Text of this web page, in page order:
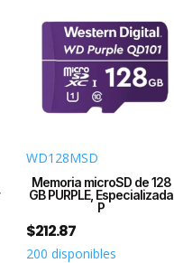
WD128MSD
Memoria microSD de 128
GB PURPLE, Especializada
P
$212.87
200 disponibles